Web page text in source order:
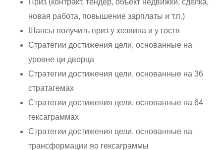
Приз (контракт, тендер, объект недвижки, сделка,
новая работа, повышение зарплаты и т.п.)
Шансы получить приз у хозяина и у гостя
Стратегии достижения цели, основанные на
уровне ци дворца
Стратегии достижения цели, основанные на 36
стратагемах
Стратегии достижения цели, основанные на 64
гексаграммах
Стратегии достижения цели, основанные на
трансформации яо гексаграммы